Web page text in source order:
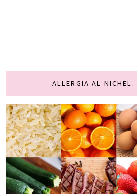
ALLERGIA AL NICHEL.